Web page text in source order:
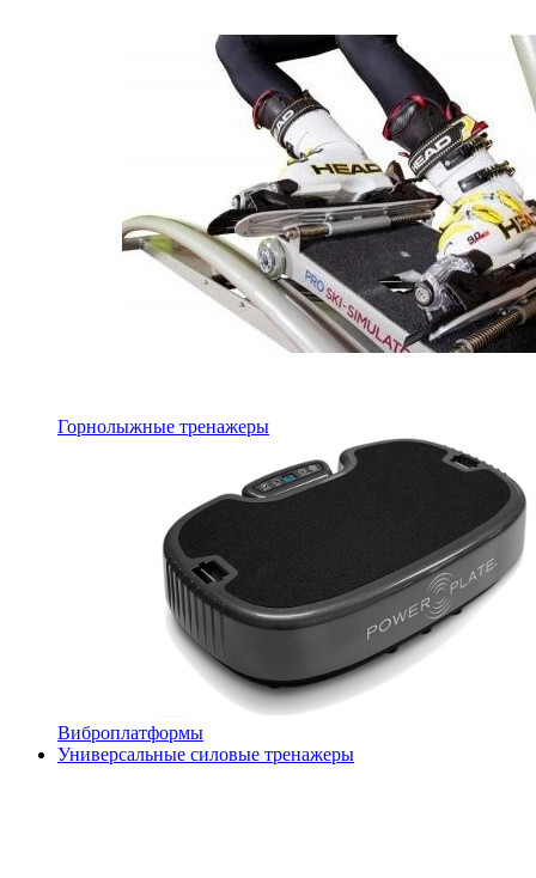
Горнолыжные тренажеры
Виброплатформы
Универсальные силовые тренажеры